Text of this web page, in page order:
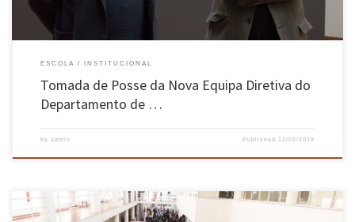
ESCOLA INSTITUCIONAL
Tomada de Posse da Nova Equipa Diretiva do
Departamento de …
by admin Published 12/02/2019